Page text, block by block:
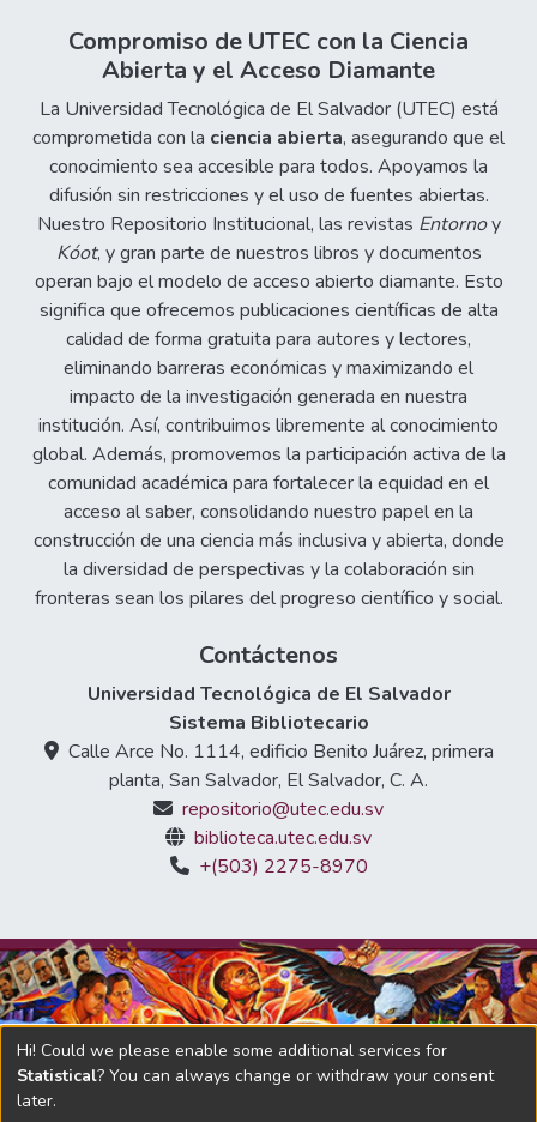
Compromiso de UTEC con la Ciencia
Abierta y el Acceso Diamante
La Universidad Tecnológica de El Salvador (UTEC) está
comprometida con la ciencia abierta, asegurando que el
conocimiento sea accesible para todos. Apoyamos la
difusión sin restricciones y el uso de fuentes abiertas.
Nuestro Repositorio Institucional, las revistas Entornoy
Kóot, y gran parte de nuestros libros y documentos
operan bajo el modelo de acceso abierto diamante. Esto
significa que ofrecemos publicaciones científicas de alta
calidad de forma gratuita para autores y lectores,
eliminando barreras económicas y maximizando el
impacto de la investigación generada en nuestra
institución. Así, contribuimos libremente al conocimiento
global. Además, promovemos la participación activa de la
comunidad académica para fortalecer la equidad en el
acceso al saber, consolidando nuestro papel en la
construcción de una ciencia más inclusiva y abierta, donde
la diversidad de perspectivas y la colaboración sin
fronteras sean los pilares del progreso científico y social.
Contáctenos
Universidad Tecnológica de El Salvador
Sistema Bibliotecario
Calle Arce No. 1114, edificio Benito Juárez, primera
planta, San Salvador, El Salvador, C. A.
repositorio@utec.edu.sv
biblioteca.utec.edu.sv
+(503) 2275-8970
Hi! Could we please enable some additional services for
Statistical? You can always change or withdraw your consent
later.